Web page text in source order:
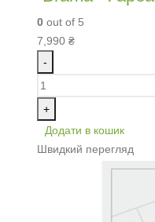
0 out of 5
7,990 ₴
-
+
Додати в кошик
Швидкий перегляд